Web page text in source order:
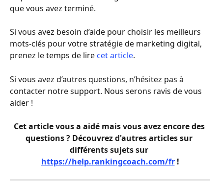
que vous avez terminé.
Si vous avez besoin d’aide pour choisir les meilleurs
mots-clés pour votre stratégie de marketing digital,
prenez le temps de lire cet article.
Si vous avez d’autres questions, n’hésitez pas à
contacter notre support. Nous serons ravis de vous
aider !
Cet article vous a aidé mais vous avez encore des
questions ? Découvrez d'autres articles sur
différents sujets sur
https://help.rankingcoach.com/fr !